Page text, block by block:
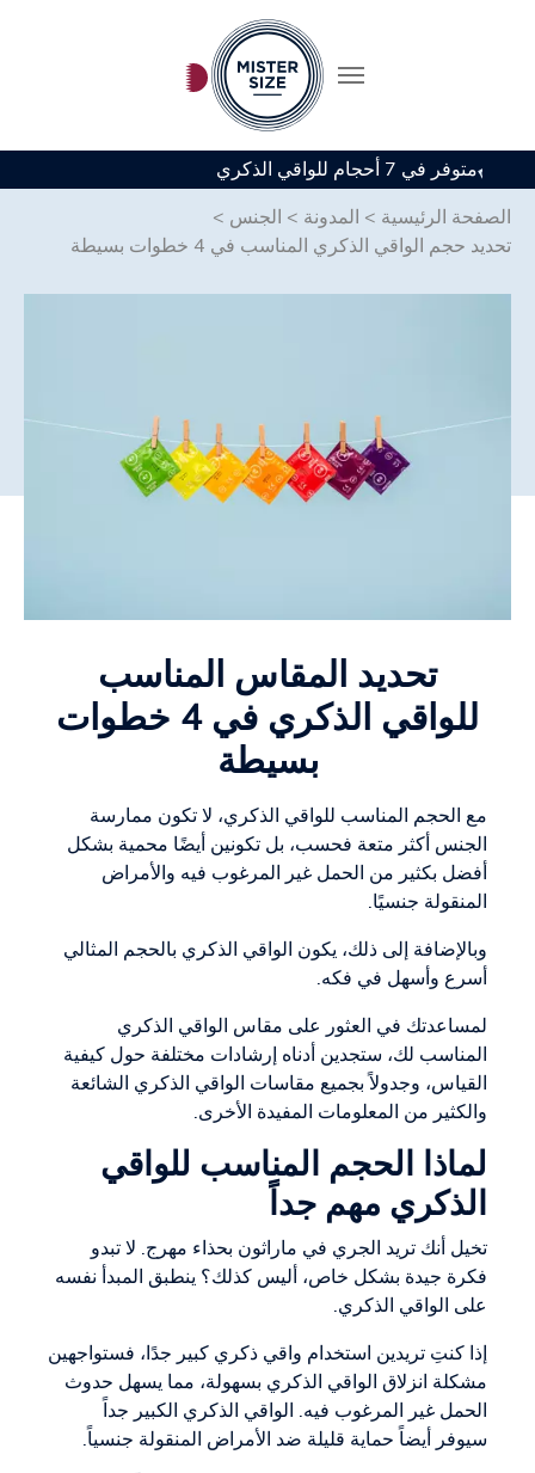
متوفر في 7 أحجام للواقي الذكري
الصفحة الرئيسية > المدونة > الجنس >
تحديد حجم الواقي الذكري المناسب في 4 خطوات بسيطة
تحديد المقاس المناسب
للواقي الذكري في 4 خطوات
بسيطة
مع الحجم المناسب للواقي الذكري، لا تكون ممارسة
الجنس أكثر متعة فحسب، بل تكونين أيضًا محمية بشكل
أفضل بكثير من الحمل غير المرغوب فيه والأمراض
المنقولة جنسيًا.
وبالإضافة إلى ذلك، يكون الواقي الذكري بالحجم المثالي
أسرع وأسهل في فكه.
لمساعدتك في العثور على مقاس الواقي الذكري
المناسب لك، ستجدين أدناه إرشادات مختلفة حول كيفية
القياس، وجدولاً بجميع مقاسات الواقي الذكري الشائعة
والكثير من المعلومات المفيدة الأخرى.
لماذا الحجم المناسب للواقي
الذكري مهم جداً
تخيل أنك تريد الجري في ماراثون بحذاء مهرج. لا تبدو
فكرة جيدة بشكل خاص، أليس كذلك؟ ينطبق المبدأ نفسه
على الواقي الذكري.
إذا كنتِ تريدين استخدام واقي ذكري كبير جدًا، فستواجهين
مشكلة انزلاق الواقي الذكري بسهولة، مما يسهل حدوث
الحمل غير المرغوب فيه. الواقي الذكري الكبير جداً
سيوفر أيضاً حماية قليلة ضد الأمراض المنقولة جنسياً.